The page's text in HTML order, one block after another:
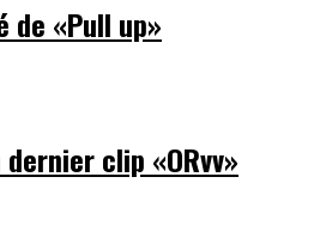
de «Pull up»
clip «ORvv»